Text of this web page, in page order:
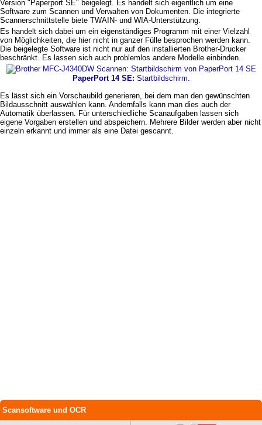
Version "Paperport SE" beigelegt. Es handelt sich eigentlich um eine
Software zum Scannen und Verwalten von Dokumenten. Die integrierte
Scannerschnittstelle biete TWAIN- und WIA-Unterstützung.
Es handelt sich dabei um ein eigenständiges Programm mit einer Vielzahl
von Möglichkeiten, die hier nicht in ganzer Fülle besprochen werden kann.
Die beigelegte Software ist nicht nur auf den installierten Brother-Drucker
beschränkt. Es lassen sich auch problemlos andere Modelle einbinden.
PaperPort 14 SE: Startbildschirm.
Es lässt sich ein Vorschaubild generieren, bei dem man den gewünschten
Bildausschnitt auswählen kann. Andernfalls kann man dies auch der
Automatik überlassen. Für unterschiedliche Scanaufgaben lassen sich
eigene Vorgaben erstellen und abspeichern. Mehrere Bilder werden aber nicht
einzeln erkannt und immer als eine Datei gescannt.
Scansoftware und OCR